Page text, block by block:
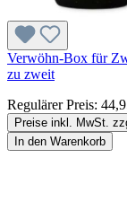
Verwöhn-Box für
zu zweit
Regulärer Preis:
Preise inkl. MwSt.
In den Warenkorb